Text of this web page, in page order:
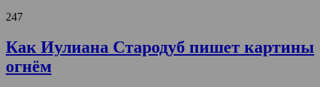
247
Как Иулиана Стародуб пишет картины
огнём